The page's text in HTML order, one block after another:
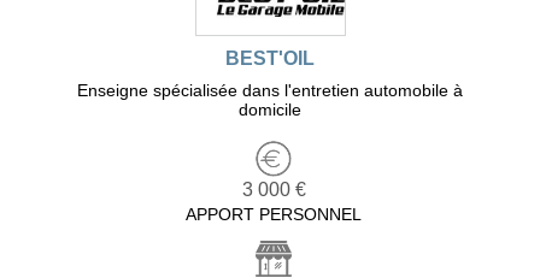
BEST'OIL
Enseigne spécialisée dans l'entretien automobile à
domicile
3 000 €
APPORT PERSONNEL